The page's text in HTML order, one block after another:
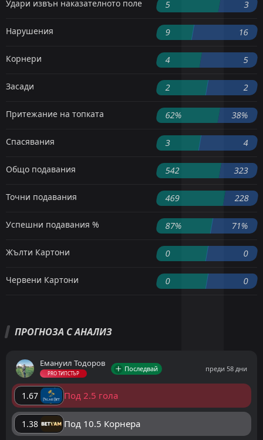
Удари извън наказателното поле 5 3
Нарушения 9 16
Корнери 4 5
Засади 2 2
Притежание на топката 62% 38%
Спасявания 3 4
Общо подавания 542 323
Точни подавания 469 228
Успешни подавания % 87% 71%
Жълти Картони 0 0
Червени Картони 0 0
ПРОГНОЗА С АНАЛИЗ
Емануил Тодоров
PRO ТИПСТЪР
Последвай преди 58 дни
1.67 Под 2.5 гола
1.38 Под 10.5 Корнера